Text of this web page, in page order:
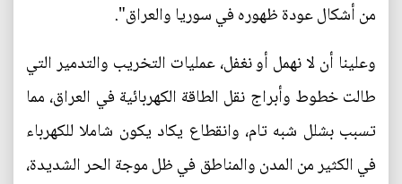
من أشكال عودة ظهوره في سوريا والعراق".
وعلينا أن لا نهمل أو نغفل، عمليات التخريب والتدمير التي
طالت خطوط وأبراج نقل الطاقة الكهربائية في العراق، مما
تسبب بشلل شبه تام، وانقطاع يكاد يكون شاملا للكهرباء
في الكثير من المدن والمناطق في ظل موجة الحر الشديدة،